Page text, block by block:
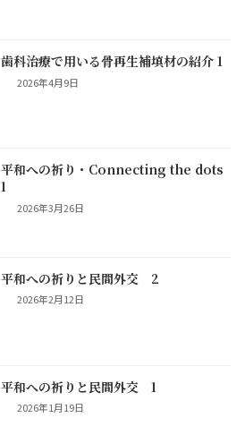
歯科治療で用いる骨再生補填材の紹介 1
2026年4月9日
平和への祈り・Connecting the dots
1
2026年3月26日
平和への祈りと民間外交 2
2026年2月12日
平和への祈りと民間外交 1
2026年1月19日